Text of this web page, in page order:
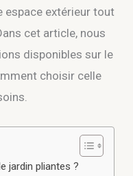
espace extérieur tout
cet article, nous
disponibles sur le
choisir celle
jardin pliantes ?